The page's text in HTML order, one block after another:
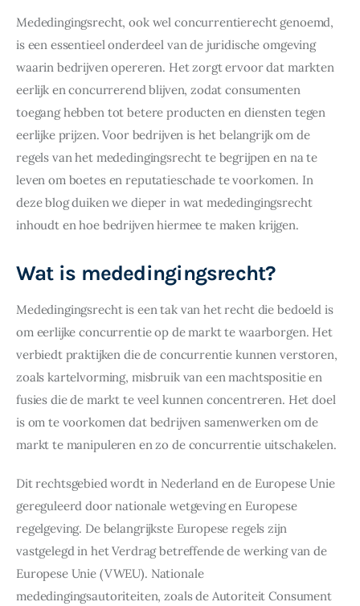
Mededingingsrecht, ook wel concurrentierecht genoemd,
is een essentieel onderdeel van de juridische omgeving
waarin bedrijven opereren. Het zorgt ervoor dat markten
eerlijk en concurrerend blijven, zodat consumenten
toegang hebben tot betere producten en diensten tegen
eerlijke prijzen. Voor bedrijven is het belangrijk om de
regels van het mededingingsrecht te begrijpen en na te
leven om boetes en reputatieschade te voorkomen. In
deze blog duiken we dieper in wat mededingingsrecht
inhoudt en hoe bedrijven hiermee te maken krijgen.
Wat is mededingingsrecht?
Mededingingsrecht is een tak van het recht die bedoeld is
om eerlijke concurrentie op de markt te waarborgen. Het
verbiedt praktijken die de concurrentie kunnen verstoren,
zoals kartelvorming, misbruik van een machtspositie en
fusies die de markt te veel kunnen concentreren. Het doel
is om te voorkomen dat bedrijven samenwerken om de
markt te manipuleren en zo de concurrentie uitschakelen.
Dit rechtsgebied wordt in Nederland en de Europese Unie
gereguleerd door nationale wetgeving en Europese
regelgeving. De belangrijkste Europese regels zijn
vastgelegd in het Verdrag betreffende de werking van de
Europese Unie (VWEU). Nationale
mededingingsautoriteiten, zoals de Autoriteit Consument